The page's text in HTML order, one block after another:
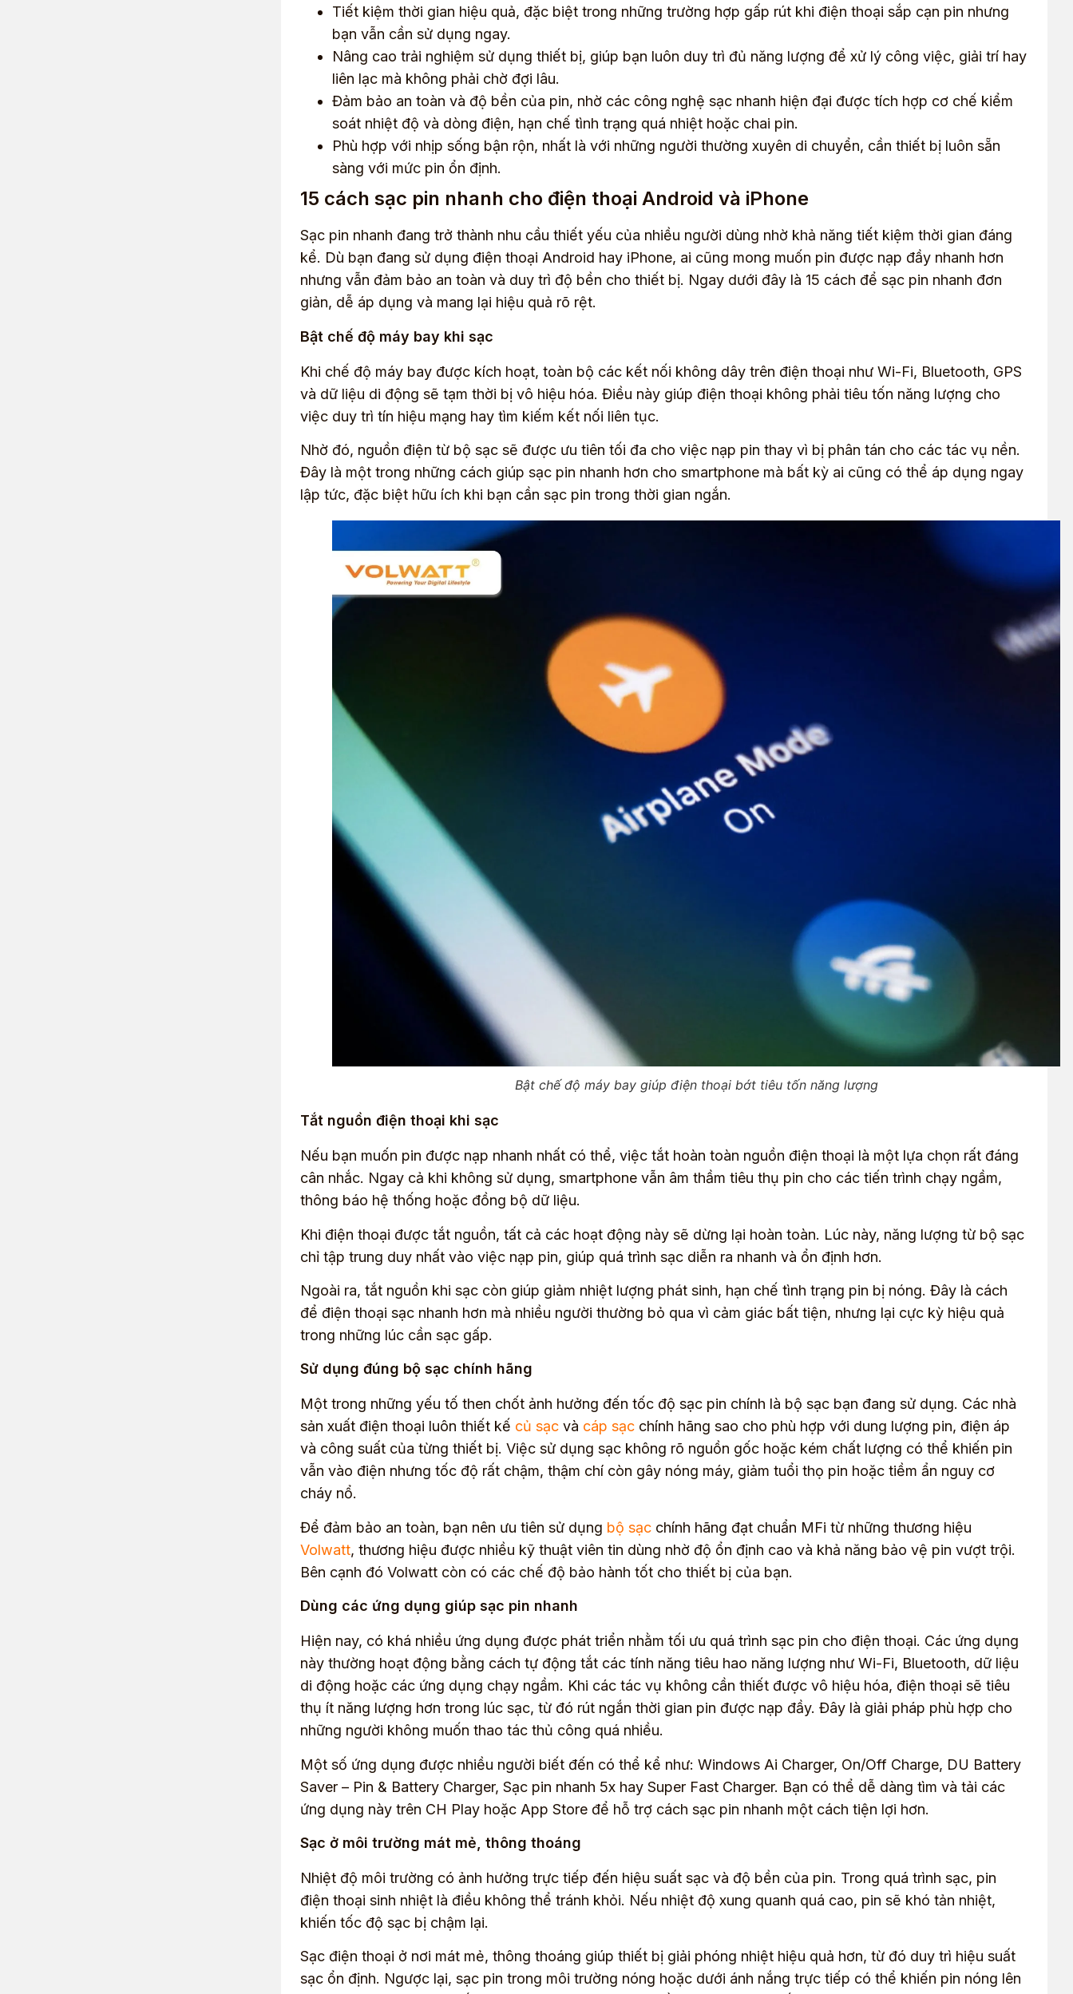
Tiết kiệm thời gian hiệu quả, đặc biệt trong những trường hợp gấp rút khi điện thoại sắp cạn pin nhưng
bạn vẫn cần sử dụng ngay.
Nâng cao trải nghiệm sử dụng thiết bị, giúp bạn luôn duy trì đủ năng lượng để xử lý công việc, giải trí hay
liên lạc mà không phải chờ đợi lâu.
Đảm bảo an toàn và độ bền của pin, nhờ các công nghệ sạc nhanh hiện đại được tích hợp cơ chế kiểm
soát nhiệt độ và dòng điện, hạn chế tình trạng quá nhiệt hoặc chai pin.
Phù hợp với nhịp sống bận rộn, nhất là với những người thường xuyên di chuyển, cần thiết bị luôn sẵn
sàng với mức pin ổn định.
15 cách sạc pin nhanh cho điện thoại Android và iPhone
Sạc pin nhanh đang trở thành nhu cầu thiết yếu của nhiều người dùng nhờ khả năng tiết kiệm thời gian đáng
kể. Dù bạn đang sử dụng điện thoại Android hay iPhone, ai cũng mong muốn pin được nạp đầy nhanh hơn
nhưng vẫn đảm bảo an toàn và duy trì độ bền cho thiết bị. Ngay dưới đây là 15 cách để sạc pin nhanh đơn
giản, dễ áp dụng và mang lại hiệu quả rõ rệt.
Bật chế độ máy bay khi sạc
Khi chế độ máy bay được kích hoạt, toàn bộ các kết nối không dây trên điện thoại như Wi-Fi, Bluetooth, GPS
và dữ liệu di động sẽ tạm thời bị vô hiệu hóa. Điều này giúp điện thoại không phải tiêu tốn năng lượng cho
việc duy trì tín hiệu mạng hay tìm kiếm kết nối liên tục.
Nhờ đó, nguồn điện từ bộ sạc sẽ được ưu tiên tối đa cho việc nạp pin thay vì bị phân tán cho các tác vụ nền.
Đây là một trong những cách giúp sạc pin nhanh hơn cho smartphone mà bất kỳ ai cũng có thể áp dụng ngay
lập tức, đặc biệt hữu ích khi bạn cần sạc pin trong thời gian ngắn.
Bật chế độ máy bay giúp điện thoại bớt tiêu tốn năng lượng
Tắt nguồn điện thoại khi sạc
Nếu bạn muốn pin được nạp nhanh nhất có thể, việc tắt hoàn toàn nguồn điện thoại là một lựa chọn rất đáng
cân nhắc. Ngay cả khi không sử dụng, smartphone vẫn âm thầm tiêu thụ pin cho các tiến trình chạy ngầm,
thông báo hệ thống hoặc đồng bộ dữ liệu.
Khi điện thoại được tắt nguồn, tất cả các hoạt động này sẽ dừng lại hoàn toàn. Lúc này, năng lượng từ bộ sạc
chỉ tập trung duy nhất vào việc nạp pin, giúp quá trình sạc diễn ra nhanh và ổn định hơn.
Ngoài ra, tắt nguồn khi sạc còn giúp giảm nhiệt lượng phát sinh, hạn chế tình trạng pin bị nóng. Đây là cách
để điện thoại sạc nhanh hơn mà nhiều người thường bỏ qua vì cảm giác bất tiện, nhưng lại cực kỳ hiệu quả
trong những lúc cần sạc gấp.
Sử dụng đúng bộ sạc chính hãng
Một trong những yếu tố then chốt ảnh hưởng đến tốc độ sạc pin chính là bộ sạc bạn đang sử dụng. Các nhà
sản xuất điện thoại luôn thiết kế củ sạc và cáp sạc chính hãng sao cho phù hợp với dung lượng pin, điện áp
và công suất của từng thiết bị. Việc sử dụng sạc không rõ nguồn gốc hoặc kém chất lượng có thể khiến pin
vẫn vào điện nhưng tốc độ rất chậm, thậm chí còn gây nóng máy, giảm tuổi thọ pin hoặc tiềm ẩn nguy cơ
cháy nổ.
Để đảm bảo an toàn, bạn nên ưu tiên sử dụng bộ sạc chính hãng đạt chuẩn MFi từ những thương hiệu
Volwatt, thương hiệu được nhiều kỹ thuật viên tin dùng nhờ độ ổn định cao và khả năng bảo vệ pin vượt trội.
Bên cạnh đó Volwatt còn có các chế độ bảo hành tốt cho thiết bị của bạn.
Dùng các ứng dụng giúp sạc pin nhanh
Hiện nay, có khá nhiều ứng dụng được phát triển nhằm tối ưu quá trình sạc pin cho điện thoại. Các ứng dụng
này thường hoạt động bằng cách tự động tắt các tính năng tiêu hao năng lượng như Wi-Fi, Bluetooth, dữ liệu
di động hoặc các ứng dụng chạy ngầm. Khi các tác vụ không cần thiết được vô hiệu hóa, điện thoại sẽ tiêu
thụ ít năng lượng hơn trong lúc sạc, từ đó rút ngắn thời gian pin được nạp đầy. Đây là giải pháp phù hợp cho
những người không muốn thao tác thủ công quá nhiều.
Một số ứng dụng được nhiều người biết đến có thể kể như: Windows Ai Charger, On/Off Charge, DU Battery
Saver – Pin & Battery Charger, Sạc pin nhanh 5x hay Super Fast Charger. Bạn có thể dễ dàng tìm và tải các
ứng dụng này trên CH Play hoặc App Store để hỗ trợ cách sạc pin nhanh một cách tiện lợi hơn.
Sạc ở môi trường mát mẻ, thông thoáng
Nhiệt độ môi trường có ảnh hưởng trực tiếp đến hiệu suất sạc và độ bền của pin. Trong quá trình sạc, pin
điện thoại sinh nhiệt là điều không thể tránh khỏi. Nếu nhiệt độ xung quanh quá cao, pin sẽ khó tản nhiệt,
khiến tốc độ sạc bị chậm lại.
Sạc điện thoại ở nơi mát mẻ, thông thoáng giúp thiết bị giải phóng nhiệt hiệu quả hơn, từ đó duy trì hiệu suất
sạc ổn định. Ngược lại, sạc pin trong môi trường nóng hoặc dưới ánh nắng trực tiếp có thể khiến pin nóng lên